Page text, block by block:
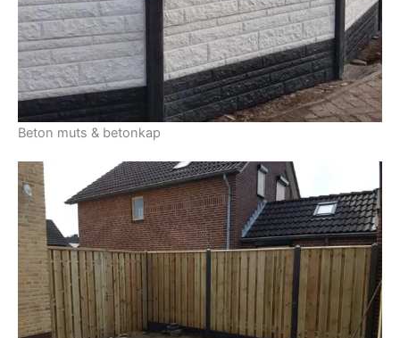
Beton muts & betonkap